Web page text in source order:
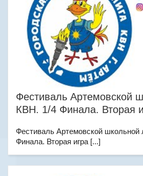
Фестиваль Артемовской
КВН. 1/4 Финала. Вторая
Фестиваль Артемовской школьной
Финала. Вторая игра [...]